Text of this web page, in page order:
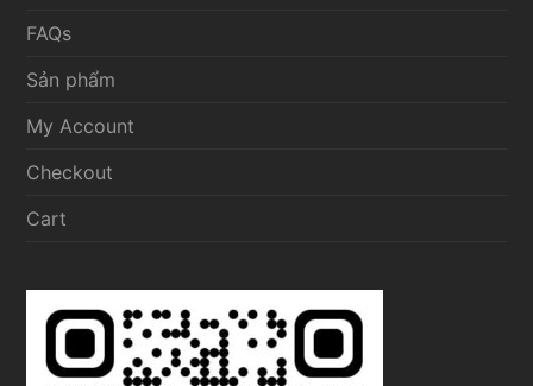
FAQs
Sản phẩm
My Account
Checkout
Cart